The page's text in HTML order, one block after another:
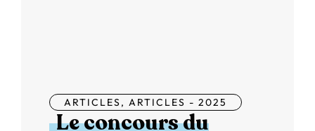
ARTICLES, ARTICLES - 2025
Le concours du